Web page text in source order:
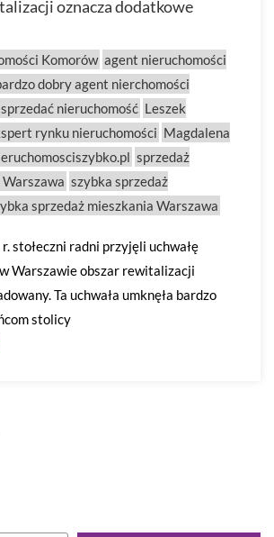
oznacza dodatkowe
Komorów agent nieruchomości
dobry agent nierchomości
nieruchomość Leszek
rynku nieruchomości Magdalena
sprzedaż
szybka sprzedaż
sprzedaż mieszkania Warszawa
stołeczni radni przyjęli uchwałę
Warszawie obszar rewitalizacji
Ta uchwała umknęła bardzo
stolicy